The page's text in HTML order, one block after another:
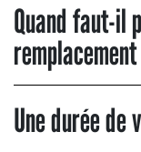
Quand faut-il
Une durée de